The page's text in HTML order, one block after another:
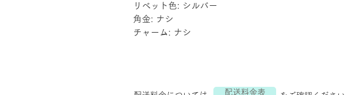
リベット色: シルバー
角金: ナシ
チャーム: ナシ
配送料金表